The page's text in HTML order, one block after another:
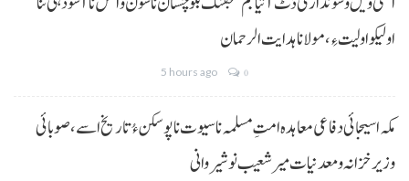
اولیکو اولیت ءِ،مولانا ہدایت الرحمان
5 hours ago 0
مکہ اسیجائی دفاعی معاہدہ امتِ مسلمہ نا سیوت نا پوسکن ءُ تاریخ اسے، صوبائی
وزیر خزانہ و معدنیات میر شعیب نوشیروانی